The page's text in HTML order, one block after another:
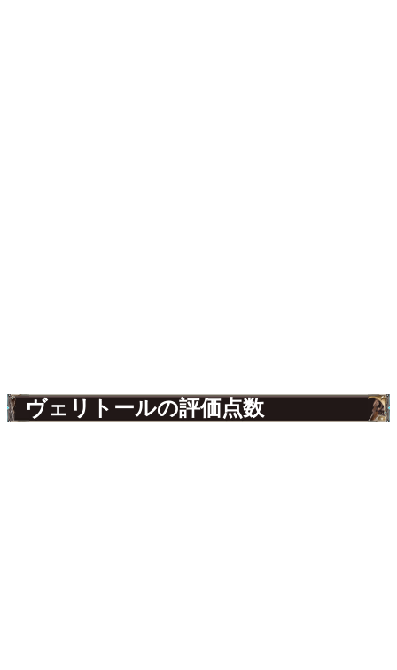
ヴェリトールの評価点数